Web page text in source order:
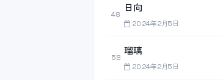
48
日向
2024年2月5日
58
瑠璃
2024年2月5日